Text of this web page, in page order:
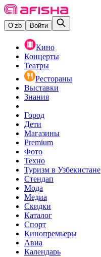
O‘zb Войти
Кино
Концерты
Театры
Рестораны
Выставки
Знания
Город
Дети
Магазины
Premium
Фото
Техно
Туризм в Узбекистане
Стендап
Мода
Медиа
Скидки
Каталог
Спорт
Кинопремьеры
Авиа
Календарь